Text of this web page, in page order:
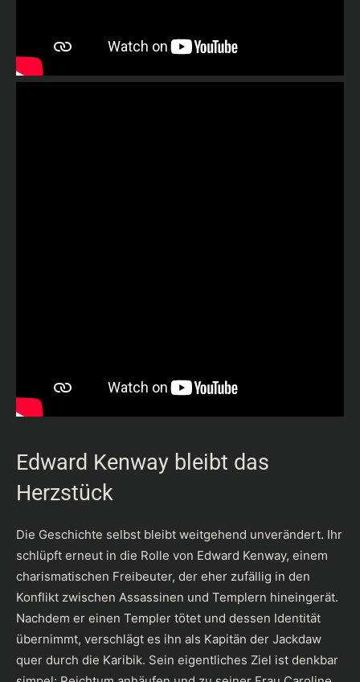
Edward Kenway bleibt das
Herzstück
Die Geschichte selbst bleibt weitgehend unverändert. Ihr
schlüpft erneut in die Rolle von Edward Kenway, einem
charismatischen Freibeuter, der eher zufällig in den
Konflikt zwischen Assassinen und Templern hineingerät.
Nachdem er einen Templer tötet und dessen Identität
übernimmt, verschlägt es ihn als Kapitän der Jackdaw
quer durch die Karibik. Sein eigentliches Ziel ist denkbar